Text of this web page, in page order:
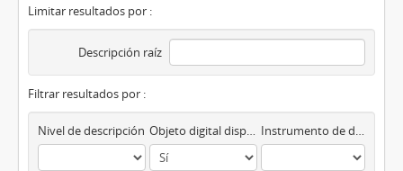
Limitar resultados por :
Descripción raíz
Filtrar resultados por :
Nivel de descripción Objeto digital disponibles Instrumento de descripción